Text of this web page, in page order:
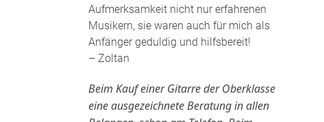
Aufmerksamkeit nicht nur erfahrenen
Musikern, sie waren auch für mich als
Anfänger geduldig und hilfsbereit!
– Zoltan
Beim Kauf einer Gitarre der Oberklasse
eine ausgezeichnete Beratung in allen